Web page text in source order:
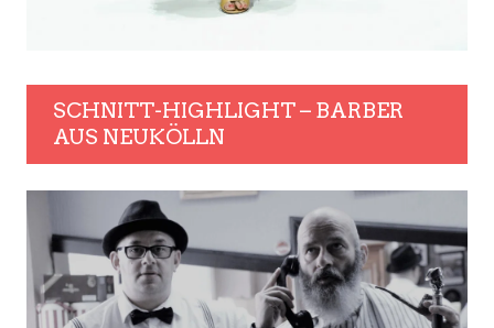
SCHNITT-HIGHLIGHT – BARBER
AUS NEUKÖLLN